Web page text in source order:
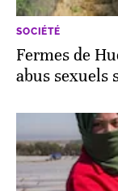
SOCIÉTÉ
Fermes de
abus sexuels